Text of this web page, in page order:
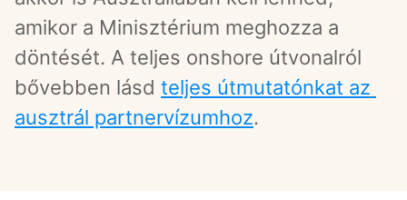
amikor a Minisztérium meghozza a
döntését. A teljes onshore útvonalról
bővebben lásd teljes útmutatónkat az
ausztrál partnervízumhoz.